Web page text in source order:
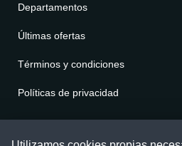
Departamentos
Últimas ofertas
Términos y condiciones
Políticas de privacidad